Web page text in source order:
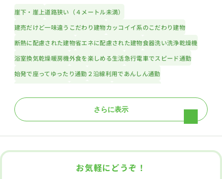
崖下・崖上道路狭い（４メートル未満）
建売だけど一味違うこだわり建物カッコイイ系のこだわり建物
断熱に配慮された建物省エネに配慮された建物食器洗い洗浄乾燥機
浴室換気乾燥暖房機外食を楽しめる生活急行電車でスピード通勤
始発で座ってゆったり通勤 ２沿線利用であんしん通勤
スカイバルコニー
ウォークインクローゼット
ＬＤＫ１５帖以上広々バルコニー対面キッチン浴室１坪以上
小学校１０分以内スーパー１０分以内コンビニ１０分以内
小児科医院１０分以内保育園１０分以内幼稚園１０分以内
都市ガスフラット３５利用可 カースペース２台
さらに表示
お気軽にどうぞ！